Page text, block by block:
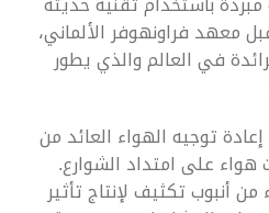
فراونهوفر الألماني،
في العالم والذي يطور
توجيه الهواء العائد من
هواء على امتداد الشوارع.
أنبوب تكثيف لإنتاج تأثير